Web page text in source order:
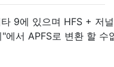
9에 있으며 HFS + 저
에서 APFS로 변환 할 수